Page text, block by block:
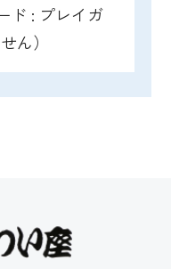
ド : プレイガ
ん）